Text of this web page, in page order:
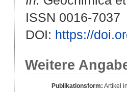
ISSN 0016-7037
DOI: https://
Weitere
Publikationsform: Artikel